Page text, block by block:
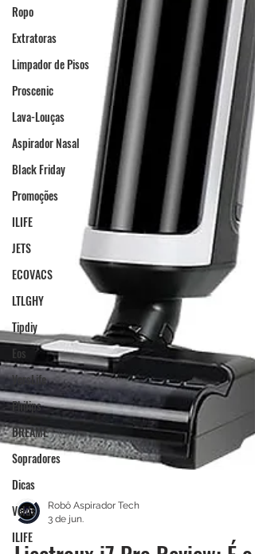
Ropo
Extratoras
Limpador de Pisos
Proscenic
Lava-Louças
Aspirador Nasal
Black Friday
Promoções
ILIFE
JETS
ECOVACS
LTLGHY
Tipdiy
Eos
VersLife
Philips
DREAME
Sopradores
Dicas
Velds
ILIFE
3 de jun.